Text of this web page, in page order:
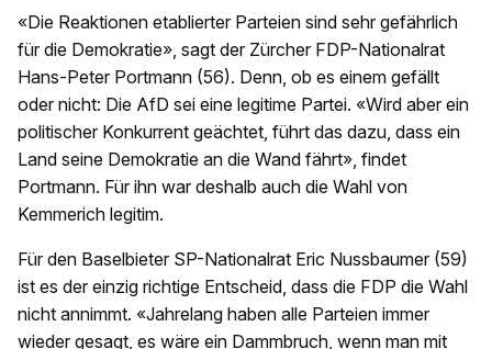
«Die Reaktionen etablierter Parteien sind sehr gefährlich
für die Demokratie», sagt der Zürcher FDP-Nationalrat
Hans-Peter Portmann (56). Denn, ob es einem gefällt
oder nicht: Die AfD sei eine legitime Partei. «Wird aber ein
politischer Konkurrent geächtet, führt das dazu, dass ein
Land seine Demokratie an die Wand fährt», findet
Portmann. Für ihn war deshalb auch die Wahl von
Kemmerich legitim.
Für den Baselbieter SP-Nationalrat Eric Nussbaumer (59)
ist es der einzig richtige Entscheid, dass die FDP die Wahl
nicht annimmt. «Jahrelang haben alle Parteien immer
wieder gesagt, es wäre ein Dammbruch, wenn man mit